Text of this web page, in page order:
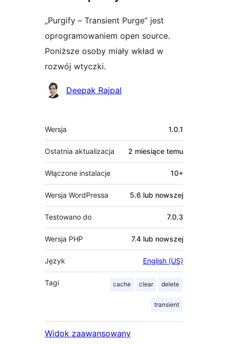
„Purgify – Transient Purge” jest
oprogramowaniem open source.
Poniższe osoby miały wkład w
rozwój wtyczki.
Zaangażowani
Deepak Rajpal
Meta
Wersja 1.0.1
Ostatnia aktualizacja 2 miesiące temu
Włączone instalacje 10+
Wersja WordPressa 5.6 lub nowszej
Testowano do 7.0.3
Wersja PHP 7.4 lub nowszej
Język English (US)
Tagi cache clear delete
transient
Widok zaawansowany